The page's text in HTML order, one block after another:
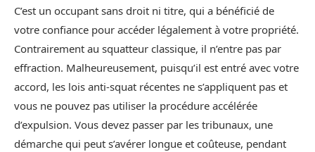
C’est un occupant sans droit ni titre, qui a bénéficié de
votre confiance pour accéder légalement à votre propriété.
Contrairement au squatteur classique, il n’entre pas par
effraction. Malheureusement, puisqu’il est entré avec votre
accord, les lois anti-squat récentes ne s’appliquent pas et
vous ne pouvez pas utiliser la procédure accélérée
d’expulsion. Vous devez passer par les tribunaux, une
démarche qui peut s’avérer longue et coûteuse, pendant